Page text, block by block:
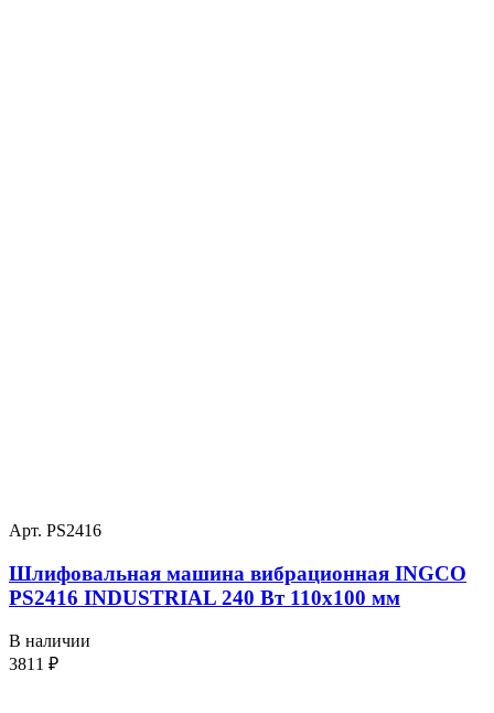
Арт. PS2416
Шлифовальная машина вибрационная INGCO
PS2416 INDUSTRIAL 240 Вт 110х100 мм
В наличии
3811 ₽